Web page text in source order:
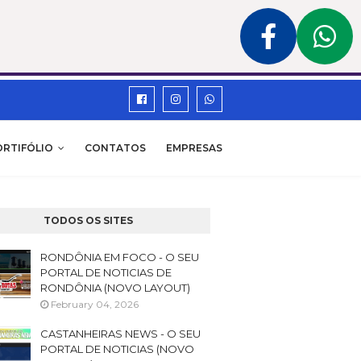
CONTATOS EMPRESAS
TODOS OS SITES
RONDÔNIA EM FOCO - O SEU
PORTAL DE NOTICIAS DE
RONDÔNIA (NOVO LAYOUT)
February 04, 2026
CASTANHEIRAS NEWS - O SEU
PORTAL DE NOTICIAS (NOVO